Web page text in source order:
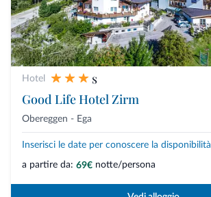
Hotel
s
Good Life Hotel Zirm
Obereggen - Ega
Inserisci le date per conoscere la disponibilità
a partire da: 69€ notte/persona